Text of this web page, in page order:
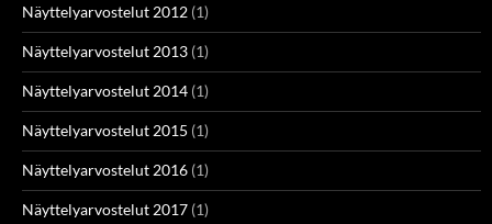
Näyttelyarvostelut 2012 (1)
Näyttelyarvostelut 2013 (1)
Näyttelyarvostelut 2014 (1)
Näyttelyarvostelut 2015 (1)
Näyttelyarvostelut 2016 (1)
Näyttelyarvostelut 2017 (1)